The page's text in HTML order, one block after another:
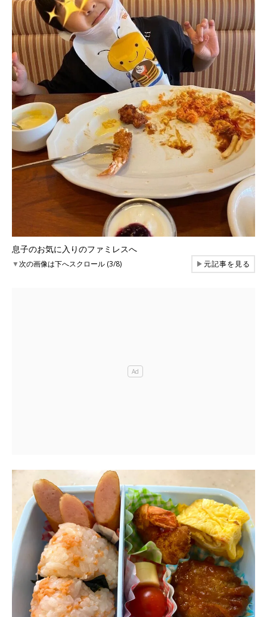
息子のお気に入りのファミレスへ
▼次の画像は下へスクロール (3/8) ▶元記事を見る